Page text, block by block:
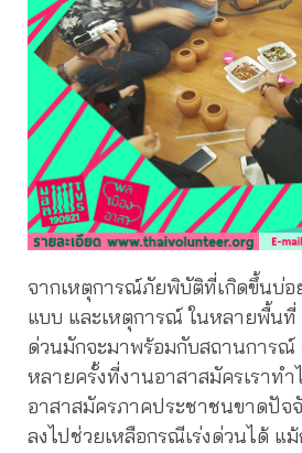
จากเหตุการณ์ภัยพิบัติที่เกิดขึ้นบ่อ
แบบ และเหตุการณ์ ในหลายพื้นที่
ด่วนมักจะมาพร้อมกับสถานการ
หลายครั้งที่งานอาสาสมัครเราทำ
อาสาสมัครภาคประชาชนขาดปัจ
ลงไปช่วยเหลือกรณีเร่งด่วนได้ แ